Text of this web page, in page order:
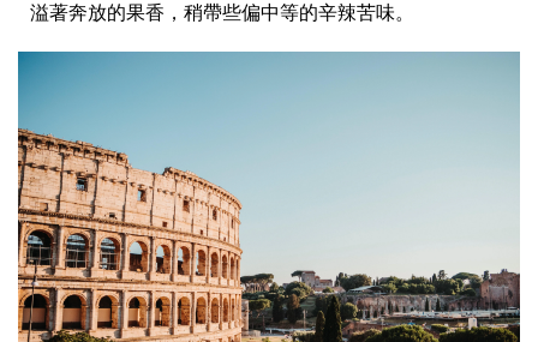
溢著奔放的果香，稍帶些偏中等的辛辣苦味。